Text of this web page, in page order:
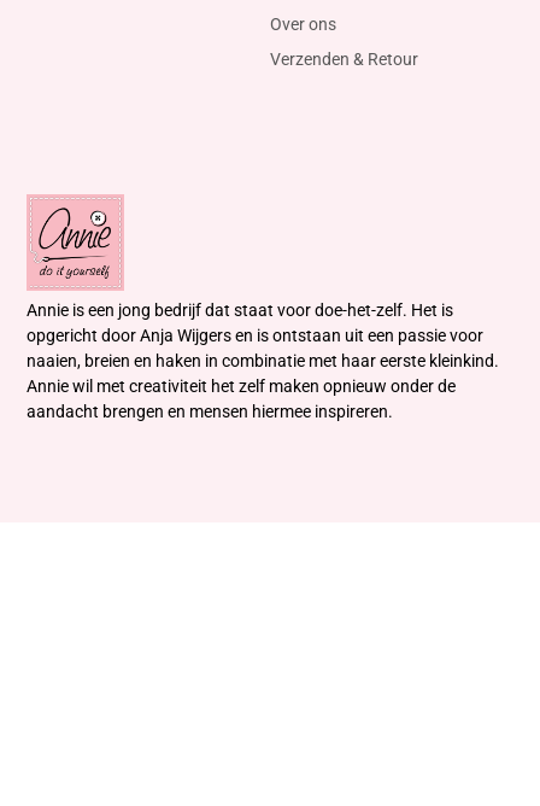
Annie is een jong bedrijf dat staat voor doe-het-zelf. Het is
opgericht door Anja Wijgers en is ontstaan uit een passie voor
naaien, breien en haken in combinatie met haar eerste kleinkind.
Annie wil met creativiteit het zelf maken opnieuw onder de
aandacht brengen en mensen hiermee inspireren.
Over ons
Verzenden & Retour